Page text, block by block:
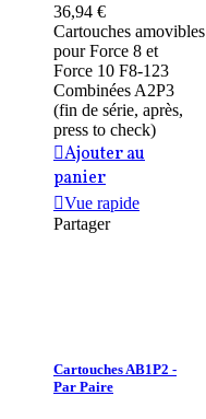
36,94 €
Cartouches amovibles
pour Force 8 et
Force 10 F8-123
Combinées A2P3
(fin de série, après,
press to check)
Ajouter au
panier
Vue rapide
Partager
Cartouches AB1P2 -
Par Paire